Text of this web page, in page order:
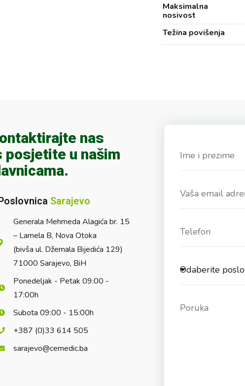
Maksimalna
nosivost
Težina povišenja
nas
posjetite u našim
Sarajevo
Generala Mehmeda Alagića br. 15
– Lamela B, Nova Otoka
(bivša ul. Džemala Bijedića 129)
71000 Sarajevo, BiH
Ponedeljak - Petak 09:00 -
17:00h
Subota 09:00 - 15:00h
+387 (0)33 614 505
sarajevo@cemedic.ba